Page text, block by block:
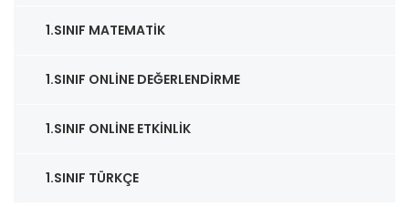
1.SINIF MATEMATIK
1.SINIF ONLINE DEĞERLENDIRME
1.SINIF ONLINE ETKINLIK
1.SINIF TÜRKÇE